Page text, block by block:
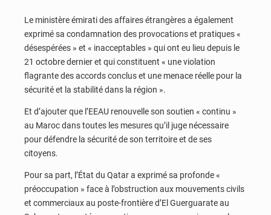
Le ministère émirati des affaires étrangères a également
exprimé sa condamnation des provocations et pratiques «
désespérées » et « inacceptables » qui ont eu lieu depuis le
21 octobre dernier et qui constituent « une violation
flagrante des accords conclus et une menace réelle pour la
sécurité et la stabilité dans la région ».
Et d’ajouter que l’EEAU renouvelle son soutien « continu »
au Maroc dans toutes les mesures qu’il juge nécessaire
pour défendre la sécurité de son territoire et de ses
citoyens.
Pour sa part, l’État du Qatar a exprimé sa profonde «
préoccupation » face à l’obstruction aux mouvements civils
et commerciaux au poste-frontière d’El Guerguarate au